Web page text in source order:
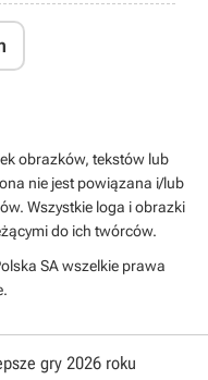
obrazków, tekstów lub
nie jest powiązana i/lub
Wszystkie loga i obrazki
do ich twórców.
SA wszelkie prawa
gry 2026 roku